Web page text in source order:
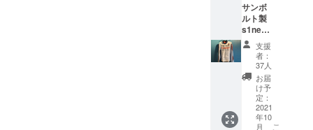
サンボ
ルト製
s1neo
オリジ
ナルサ
イクル
ジャー
ジ サイ
ズは
M.L.XL.
XXL 4種
支援
者：
37人
お届
け予
定：
2021
年10
月
こ